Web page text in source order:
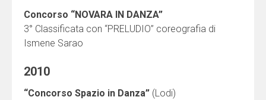
Concorso “NOVARA IN DANZA”
3° Classificata con “PRELUDIO” coreografia di
Ismene Sarao
2010
“Concorso Spazio in Danza” (Lodi)